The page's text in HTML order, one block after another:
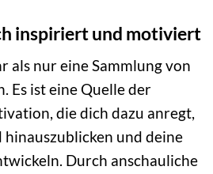
inspiriert und motiviert
als nur eine Sammlung von
Es ist eine Quelle der
die dich dazu anregt,
und deine
Durch anschauliche